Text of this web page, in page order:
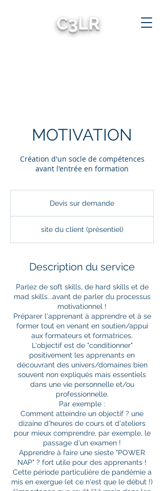
C3LR
MOTIVATION
Création d'un socle de compétences
avant l'entrée en formation
Devis sur demande
site du client (présentiel)
Description du service
Parlez de soft skills, de hard skills et de
mad skills...avant de parler du processus
motivationnel !
Préparer l'apprenant à apprendre et à se
former tout en venant en soutien/appui
aux formateurs et formatrices.
L'objectif est de "conditionner"
positivement les apprenants en
découvrant des univers/domaines bien
souvent non expliqués mais essentiels
dans une vie personnelle et/ou
professionnelle.
Par exemple :
Comment atteindre un objectif ? une
dizaine d'heures de cours et d'ateliers
pour mieux comprendre, par exemple, le
passage d'un examen !
Apprendre à faire une sieste "POWER
NAP" ? fort utile pour des apprenants !
Cette période particulière de pandémie a
mis en exergue (et ce n'est que le début !)